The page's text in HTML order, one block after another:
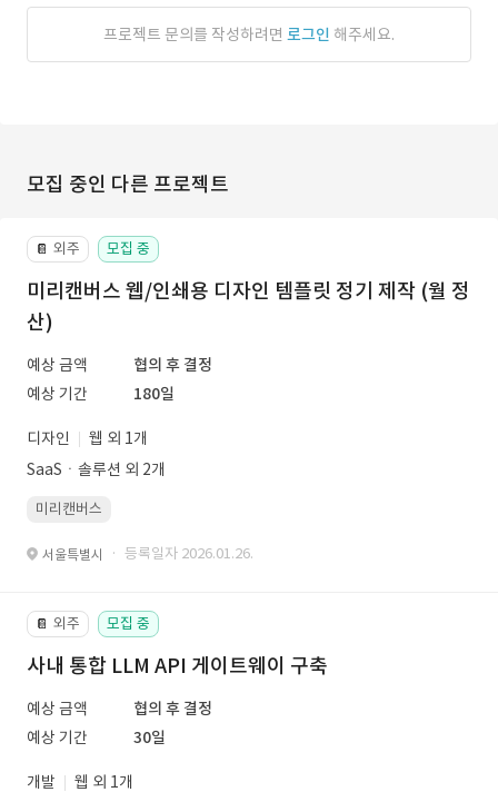
프로젝트 문의를 작성하려면 로그인 해주세요.
모집 중인 다른 프로젝트
📔 외주 모집 중
미리캔버스 웹/인쇄용 디자인 템플릿 정기 제작 (월 정
산)
예상 금액
협의 후 결정
예상 기간
180일
디자인
웹 외 1개
SaaSㆍ솔루션 외 2개
미리캔버스
서울특별시 · 등록일자 2026.01.26.
📔 외주 모집 중
사내 통합 LLM API 게이트웨이 구축
예상 금액
협의 후 결정
예상 기간
30일
개발
웹 외 1개